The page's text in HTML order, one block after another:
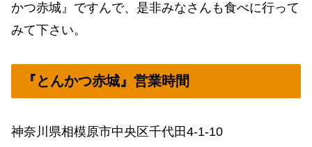
かつ赤城』ですんで、是非みなさんも食べに行って
みて下さい。
『とんかつ赤城』営業時間
神奈川県相模原市中央区千代田4-1-10